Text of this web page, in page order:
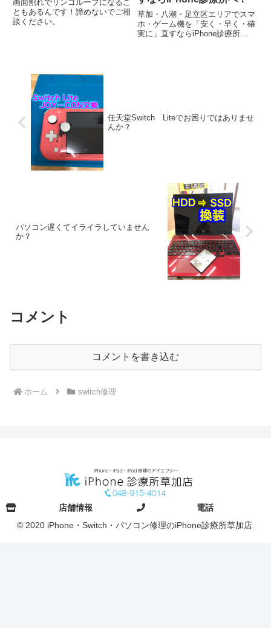
画面割れでリンゴループになるこ
ともあるんです！諦めないでご相
談ください。
草加・八潮・足立区エリアでスマ
ホ・ゲーム機を「安く・早く・確
実に」直すならiPhone診療所
任天堂Switch Liteでお困りではありませ
んか？
パソコン遅くてイライラしていません
か？
コメント
コメントを書き込む
ホーム switch修理
店舗情報 電話
© 2020 iPhone・Switch・パソコン修理のiPhone診療所草加店.